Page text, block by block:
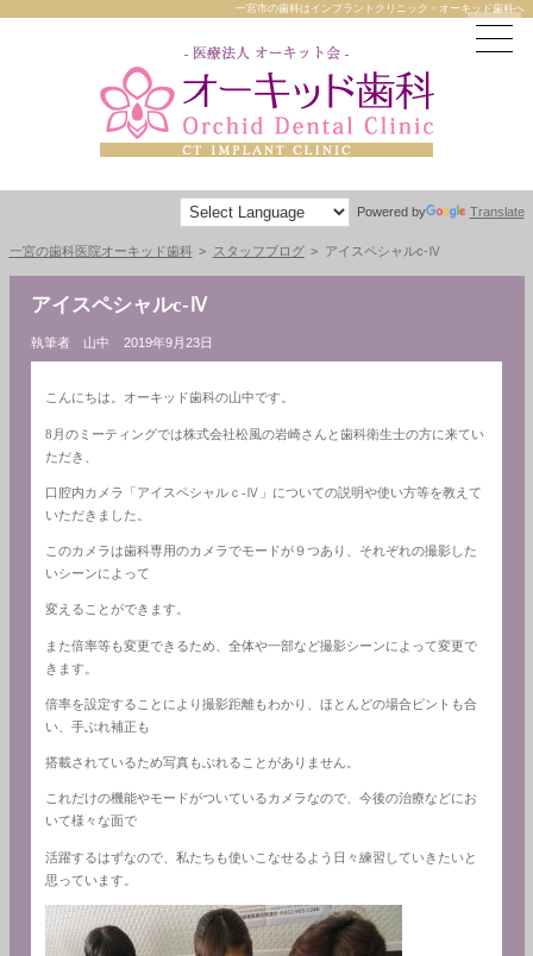
一宮市の歯科はインプラントクリニック・オーキッド歯科へ
Powered by Translate
一宮の歯科医院オーキッド歯科 スタッフブログ アイスペシャルc-Ⅳ
アイスペシャルc-Ⅳ
執筆者 山中 2019年9月23日
こんにちは。オーキッド歯科の山中です。
8月のミーティングでは株式会社松風の岩崎さんと歯科衛生士の方に来てい
ただき、
口腔内カメラ「アイスペシャルｃ-Ⅳ」についての説明や使い方等を教えて
いただきました。
このカメラは歯科専用のカメラでモードが９つあり、それぞれの撮影した
いシーンによって
変えることができます。
また倍率等も変更できるため、全体や一部など撮影シーンによって変更で
きます。
倍率を設定することにより撮影距離もわかり、ほとんどの場合ピントも合
い、手ぶれ補正も
搭載されているため写真もぶれることがありません。
これだけの機能やモードがついているカメラなので、今後の治療などにお
いて様々な面で
活躍するはずなので、私たちも使いこなせるよう日々練習していきたいと
思っています。